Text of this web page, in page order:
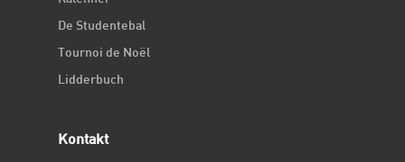
De Studentebal
Tournoi de Noël
Lidderbuch
Kontakt